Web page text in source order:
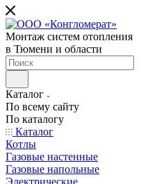
Монтаж систем отопления
в Тюмени и области
Каталог
По всему сайту
По каталогу
Каталог
Котлы
Газовые настенные
Газовые напольные
Электрические